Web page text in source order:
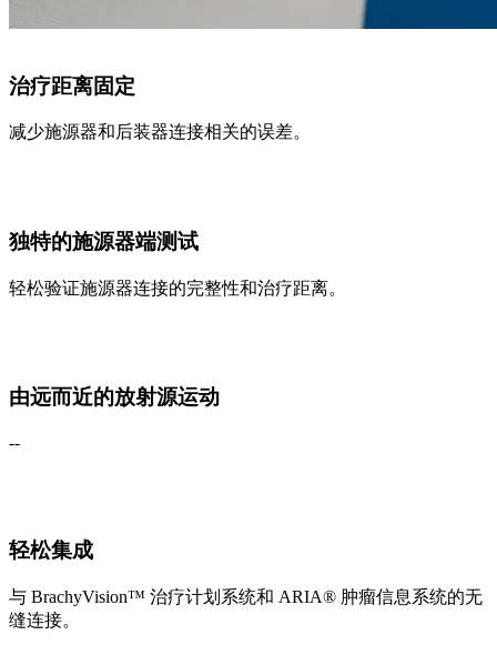
治疗距离固定
减少施源器和后装器连接相关的误差。
独特的施源器端测试
轻松验证施源器连接的完整性和治疗距离。
由远而近的放射源运动
--
轻松集成
与 BrachyVision™ 治疗计划系统和 ARIA® 肿瘤信息系统的无
缝连接。